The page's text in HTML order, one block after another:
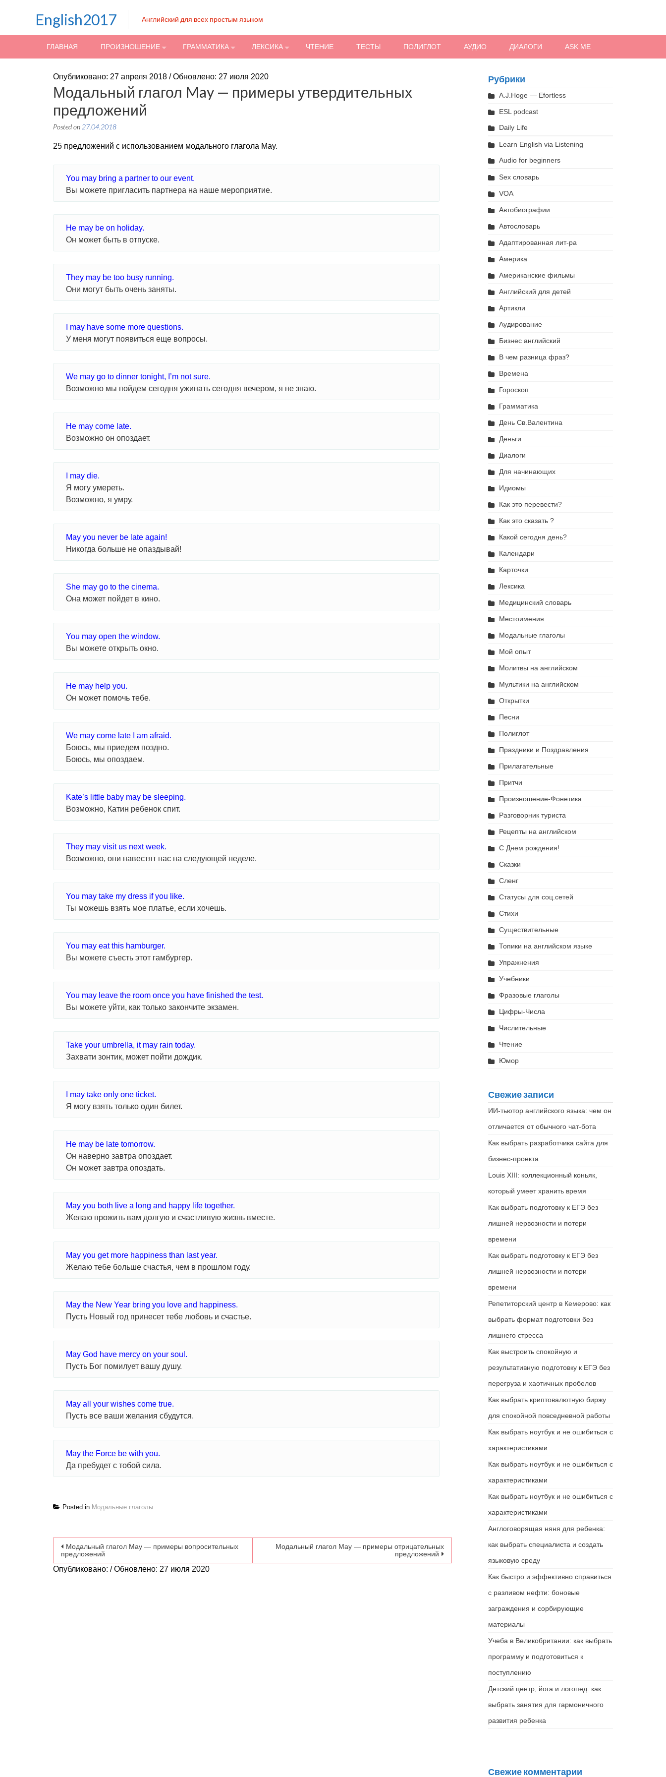
English2017 Английский для всех простым языком
ГЛАВНАЯ ПРОИЗНОШЕНИЕ ГРАММАТИКА ЛЕКСИКА ЧТЕНИЕ ТЕСТЫ ПОЛИГЛОТ АУДИО ДИАЛОГИ ASK ME
Опубликовано: 27 апреля 2018 / Обновлено: 27 июля 2020
Модальный глагол May — примеры утвердительных
предложений
Posted on 27.04.2018
25 предложений с использованием модального глагола May.
You may bring a partner to our event.
Вы можете пригласить партнера на наше мероприятие.
He may be on holiday.
Он может быть в отпуске.
They may be too busy running.
Они могут быть очень заняты.
I may have some more questions.
У меня могут появиться еще вопросы.
We may go to dinner tonight, I’m not sure.
Возможно мы пойдем сегодня ужинать сегодня вечером, я не знаю.
He may come late.
Возможно он опоздает.
I may die.
Я могу умереть.
Возможно, я умру.
May you never be late again!
Никогда больше не опаздывай!
She may go to the cinema.
Она может пойдет в кино.
You may open the window.
Вы можете открыть окно.
He may help you.
Он может помочь тебе.
We may come late I am afraid.
Боюсь, мы приедем поздно.
Боюсь, мы опоздаем.
Kate’s little baby may be sleeping.
Возможно, Катин ребенок спит.
They may visit us next week.
Возможно, они навестят нас на следующей неделе.
You may take my dress if you like.
Ты можешь взять мое платье, если хочешь.
You may eat this hamburger.
Вы можете съесть этот гамбургер.
You may leave the room once you have finished the test.
Вы можете уйти, как только закончите экзамен.
Take your umbrella, it may rain today.
Захвати зонтик, может пойти дождик.
I may take only one ticket.
Я могу взять только один билет.
He may be late tomorrow.
Он наверно завтра опоздает.
Он может завтра опоздать.
May you both live a long and happy life together.
Желаю прожить вам долгую и счастливую жизнь вместе.
May you get more happiness than last year.
Желаю тебе больше счастья, чем в прошлом году.
May the New Year bring you love and happiness.
Пусть Новый год принесет тебе любовь и счастье.
May God have mercy on your soul.
Пусть Бог помилует вашу душу.
May all your wishes come true.
Пусть все ваши желания сбудутся.
May the Force be with you.
Да пребудет с тобой сила.
Posted in Модальные глаголы
Навигация по записям
Модальный глагол May — примеры вопросительных
предложений
Модальный глагол May — примеры отрицательных
предложений
Опубликовано: / Обновлено: 27 июля 2020
Рубрики
A.J.Hoge — Efortless
ESL podcast
Daily Life
Learn English via Listening
Audio for beginners
Sex словарь
VOA
Автобиографии
Автословарь
Адаптированная лит-ра
Америка
Американские фильмы
Английский для детей
Артикли
Аудирование
Бизнес английский
В чем разница фраз?
Времена
Гороскоп
Грамматика
День Св.Валентина
Деньги
Диалоги
Для начинающих
Идиомы
Как это перевести?
Как это сказать ?
Какой сегодня день?
Календари
Карточки
Лексика
Медицинский словарь
Местоимения
Модальные глаголы
Мой опыт
Молитвы на английском
Мультики на английском
Открытки
Песни
Полиглот
Праздники и Поздравления
Прилагательные
Притчи
Произношение-Фонетика
Разговорник туриста
Рецепты на английском
С Днем рождения!
Сказки
Сленг
Статусы для соц.сетей
Стихи
Существительные
Топики на английском языке
Упражнения
Учебники
Фразовые глаголы
Цифры-Числа
Числительные
Чтение
Юмор
Свежие записи
ИИ-тьютор английского языка: чем он
отличается от обычного чат-бота
Как выбрать разработчика сайта для
бизнес-проекта
Louis XIII: коллекционный коньяк,
который умеет хранить время
Как выбрать подготовку к ЕГЭ без
лишней нервозности и потери
времени
Как выбрать подготовку к ЕГЭ без
лишней нервозности и потери
времени
Репетиторский центр в Кемерово: как
выбрать формат подготовки без
лишнего стресса
Как выстроить спокойную и
результативную подготовку к ЕГЭ без
перегруза и хаотичных пробелов
Как выбрать криптовалютную биржу
для спокойной повседневной работы
Как выбрать ноутбук и не ошибиться с
характеристиками
Как выбрать ноутбук и не ошибиться с
характеристиками
Как выбрать ноутбук и не ошибиться с
характеристиками
Англоговорящая няня для ребенка:
как выбрать специалиста и создать
языковую среду
Как быстро и эффективно справиться
с разливом нефти: боновые
заграждения и сорбирующие
материалы
Учеба в Великобритании: как выбрать
программу и подготовиться к
поступлению
Детский центр, йога и логопед: как
выбрать занятия для гармоничного
развития ребенка
Свежие комментарии